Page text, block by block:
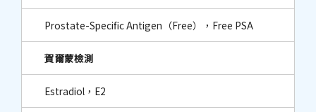
Prostate-Specific Antigen（Free），Free PSA
賀爾蒙檢測
Estradiol，E2